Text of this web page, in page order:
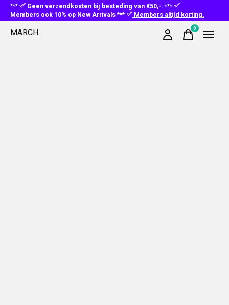
***
Geen verzendkosten bij besteding van €50,-. ***
Members ook 10% op New Arrivals ***
Members altijd korting.
MARCH 0items